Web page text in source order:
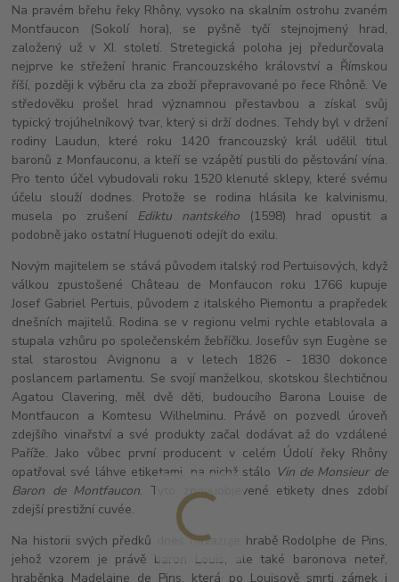
Na pravém břehu řeky Rhôny, vysoko na skalním ostrohu zvaném
Montfaucon (Sokolí hora), se pyšně tyčí stejnojmený hrad,
založený už v XI. století. Stretegická poloha jej předurčovala
nejprve ke střežení hranic Francouzského království a Římskou
říší, později k výběru cla za zboží přepravované po řece Rhôně. Ve
středověku prošel hrad významnou přestavbou a získal svůj
typický trojúhelníkový tvar, který si drží dodnes. Tehdy byl v držení
rodiny Laudun, které roku 1420 francouzský král udělil titul
baronů z Monfauconu, a kteří se vzápětí pustili do pěstování vína.
Pro tento účel vybudovali roku 1520 klenuté sklepy, které svému
účelu slouží dodnes. Protože se rodina hlásila ke kalvinismu,
musela po zrušení Ediktu nantského(1598) hrad opustit a
podobně jako ostatní Huguenoti odejít do exilu.
Novým majitelem se stává původem italský rod Pertuisových, když
válkou zpustošené Château de Monfaucon roku 1766 kupuje
Josef Gabriel Pertuis, původem z italského Piemontu a prapředek
dnešních majitelů. Rodina se v regionu velmi rychle etablovala a
stupala vzhůru po společenském žebříčku. Josefův syn Eugène se
stal starostou Avignonu a v letech 1826 - 1830 dokonce
poslancem parlamentu. Se svojí manželkou, skotskou šlechtičnou
Agatou Clavering, měl dvě děti, budoucího Barona Louise de
Montfaucon a Komtesu Wilhelminu. Právě on pozvedl úroveň
zdejšího vinařství a své produkty začal dodávat až do vzdálené
Paříže. Jako vůbec první producent v celém Údolí řeky Rhôny
opatřoval své láhve etiketami, na nichž stálo Vin de Monsieur de
Baron de Montfaucon. Tyto znovuobjevené etikety dnes zdobí
zdejší prestižní cuvée.
Na historii svých předků dnes navazuje hrabě Rodolphe de Pins,
jehož vzorem je právě baron Louis, ale také baronova neteř,
hraběnka Madelaine de Pins, která po Louisově smrti zámek i